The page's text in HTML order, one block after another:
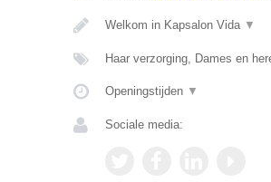
Welkom in Kapsalon Vida ▼
Haar verzorging, Dames en
Openingstijden ▼
Sociale media: